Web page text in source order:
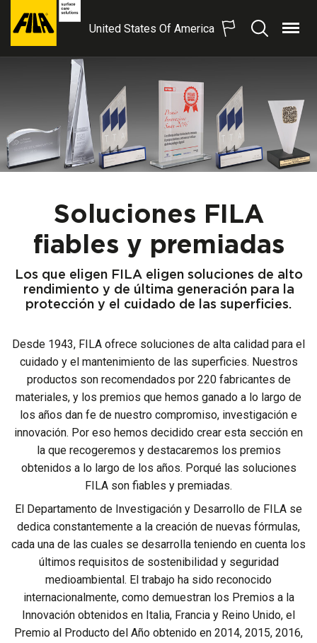
FILA
United States Of America
ProcurarMenu
Soluciones FILA
fiables y premiadas
Los que eligen FILA eligen soluciones de alto
rendimiento y de última generación para la
protección y el cuidado de las superficies.
Desde 1943, FILA ofrece soluciones de alta calidad para el
cuidado y el mantenimiento de las superficies. Nuestros
productos son recomendados por 220 fabricantes de
materiales, y los premios que hemos ganado a lo largo de
los años dan fe de nuestro compromiso, investigación e
innovación. Por eso hemos decidido crear esta sección en
la que recogeremos y destacaremos los premios
obtenidos a lo largo de los años. Porqué las soluciones
FILA son fiables y premiadas.
El Departamento de Investigación y Desarrollo de FILA se
dedica constantemente a la creación de nuevas fórmulas,
cada una de las cuales se desarrolla teniendo en cuenta los
últimos requisitos de sostenibilidad y seguridad
medioambiental. El trabajo ha sido reconocido
internacionalmente, como demuestran los Premios a la
Innovación obtenidos en Italia, Francia y Reino Unido, el
Premio al Producto del Año obtenido en 2014, 2015, 2016,